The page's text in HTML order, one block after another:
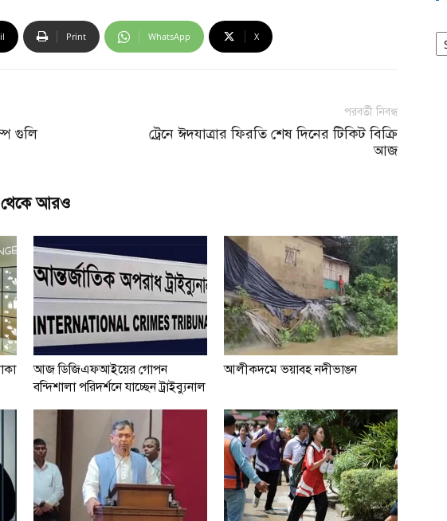
Print WhatsApp X
গুলি
পরবর্তী নিবন্ধ
ট্রেনে ঈদযাত্রার ফিরতি শেষ দিনের টিকিট বিক্রি
আজ
আরও
আজ ডিজিএফআইয়ের গোপন
বন্দিশালা পরিদর্শনে যাচ্ছেন ট্রাইব্যুনাল
আলীকদমে ভয়াবহ নদীভাঙন